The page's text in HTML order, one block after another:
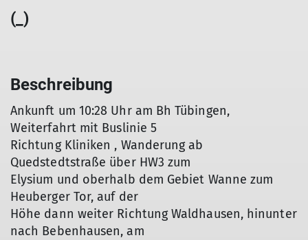
(_)
Beschreibung
Ankunft um 10:28 Uhr am Bh Tübingen,
Weiterfahrt mit Buslinie 5
Richtung Kliniken , Wanderung ab
Quedstedtstraße über HW3 zum
Elysium und oberhalb dem Gebiet Wanne zum
Heuberger Tor, auf der
Höhe dann weiter Richtung Waldhausen, hinunter
nach Bebenhausen, am